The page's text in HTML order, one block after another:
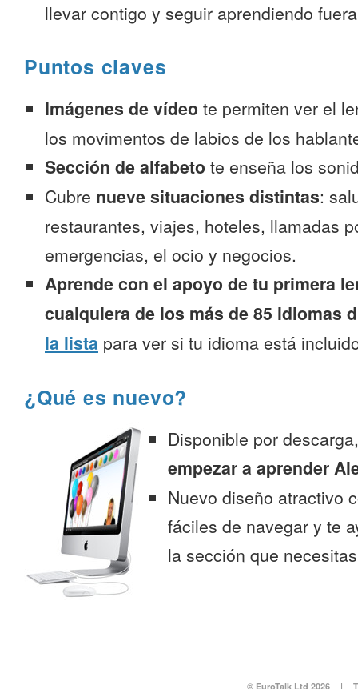
llevar contigo y seguir aprendiendo
Puntos claves
Imágenes de vídeo te permiten ver el
los movimentos de labios de los
Sección de alfabeto te enseña los
Cubre nueve situaciones distintas:
restaurantes, viajes, hoteles, llamadas
emergencias, el ocio y negocios.
Aprende con el apoyo de tu primera
cualquiera de los más de 85 idiomas
la lista para ver si tu idioma está
¿Qué es nuevo?
Disponible por
empezar a aprender
Nuevo diseño atractivo
fáciles de navegar y te
la sección que
© EuroTalk Ltd 2026 |